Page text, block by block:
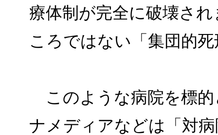
療体制が完全に破壊さ
ころではない「集団的
このような病院を標的
ナメディアなどは「対病